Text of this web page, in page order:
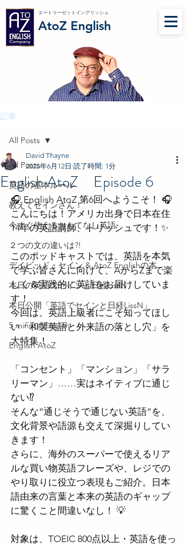
AtoZ English
エートゥーゼットイングリッシュ
記事
All Posts
英語の基本ルール
教えてセインさん！
今すぐ使えるおもてなし英語
２つの文の違いは?!
デイビッド・セイン & AtoZ Englishの本
本日の英語でセインと日経LissN
本日公開「英語でセインと日経LissN」
5 minute English
English AtoZ
All Posts
English AtoZ Episode 6
David Thayne
2025年6月12日 読了時間: 1分
🎧 English AtoZ 第6回へようこそ！ 🎧
こんにちは！アメリカ出身で日本在住
14年の英語講師、トリッシュです！✨
このポッドキャストでは、英語を本気
で学ぶ皆さんに向けて、AからZまで楽
しく＆実践的に英語をお届けしていま
す！
今回は、英語上級者にこそ知ってほし
い「和製英語と外来語の落とし穴」を
大特集！
「コンセント」「マンション」「サラ
リーマン」……実はネイティブに通じ
ない⁉
そんな“通じそうで通じない英語”を、
文化背景や語源も交えて深掘りしてい
きます！
さらに、海外のスーパーで使えるリア
ルな買い物英語フレーズや、レジでの
やり取りに役立つ表現もご紹介。日本
語由来の言葉と本来の英語のギャップ
に驚くこと間違いなし！ 💡
対象は、TOEIC 800点以上・英語を使っ